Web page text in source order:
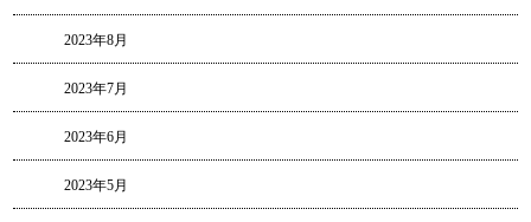
2023年8月
2023年7月
2023年6月
2023年5月